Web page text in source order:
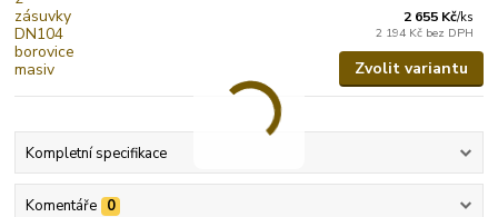
2 655 Kč/ks
2 194 Kč bez DPH
Zvolit variantu
Kompletní specifikace
Komentáře 0